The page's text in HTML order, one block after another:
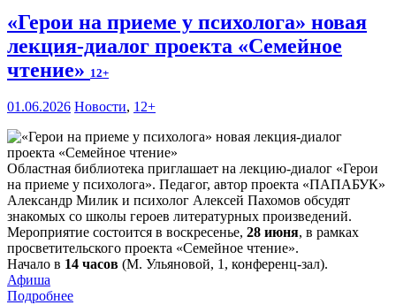
«Герои на приеме у психолога» новая
лекция-диалог проекта «Семейное
чтение» 12+
01.06.2026 Новости, 12+
Областная библиотека приглашает на лекцию-диалог «Герои
на приеме у психолога». Педагог, автор проекта «ПАПАБУК»
Александр Милик и психолог Алексей Пахомов обсудят
знакомых со школы героев литературных произведений.
Мероприятие состоится в воскресенье, 28 июня, в рамках
просветительского проекта «Семейное чтение».
Начало в 14 часов (М. Ульяновой, 1, конференц-зал).
Афиша
Подробнее